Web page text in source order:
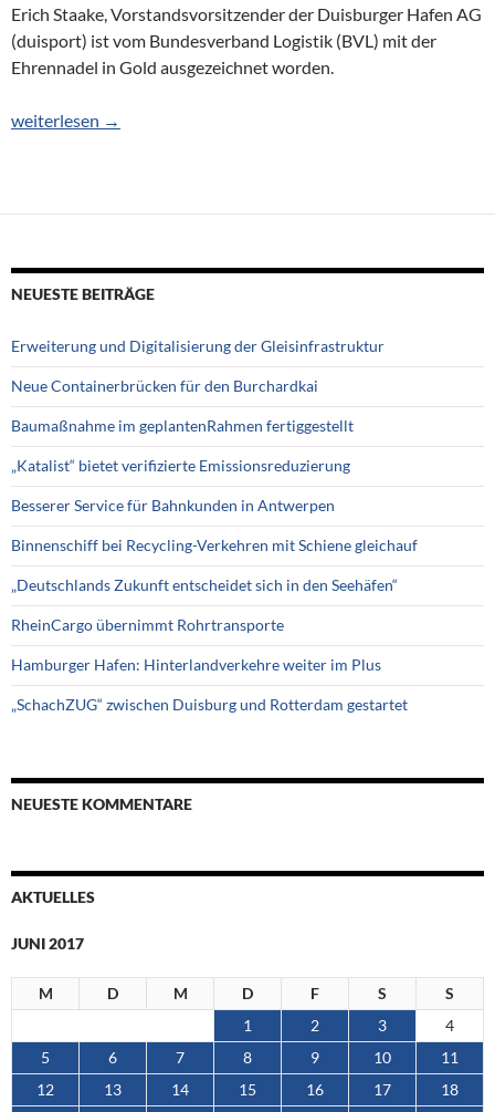
Erich Staake, Vorstandsvorsitzender der Duisburger Hafen AG
(duisport) ist vom Bundesverband Logistik (BVL) mit der
Ehrennadel in Gold ausgezeichnet worden.
Ehrung für duisport-Chef Erich Staake
weiterlesen →
NEUESTE BEITRÄGE
Erweiterung und Digitalisierung der Gleisinfrastruktur
Neue Containerbrücken für den Burchardkai
Baumaßnahme im geplantenRahmen fertiggestellt
„Katalist“ bietet verifizierte Emissionsreduzierung
Besserer Service für Bahnkunden in Antwerpen
Binnenschiff bei Recycling-Verkehren mit Schiene gleichauf
„Deutschlands Zukunft entscheidet sich in den Seehäfen“
RheinCargo übernimmt Rohrtransporte
Hamburger Hafen: Hinterlandverkehre weiter im Plus
„SchachZUG“ zwischen Duisburg und Rotterdam gestartet
NEUESTE KOMMENTARE
AKTUELLES
JUNI 2017
M D M D F S
S
1
2 3
4
5
6 7 8 9 10
11
12
13 14 15 16 17 18